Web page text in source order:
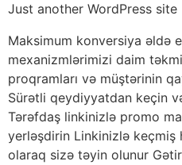
Just another WordPress site
Maksimum konversiya əldə
mexanizmlərimizi daim
proqramları və müştərinin
Sürətli qeydiyyatdan keçin
Tərəfdaş linkinizlə promo
yerləşdirin Linkinizlə keçmiş
olaraq sizə təyin olunur